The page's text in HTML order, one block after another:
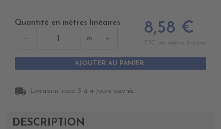
Quantité en mètres linéaires
− m +
8,58 €
TTC par mètre linéaire
AJOUTER AU PANIER
local_shipping Livraison sous 3 à 4 jours ouvrés.
DESCRIPTION